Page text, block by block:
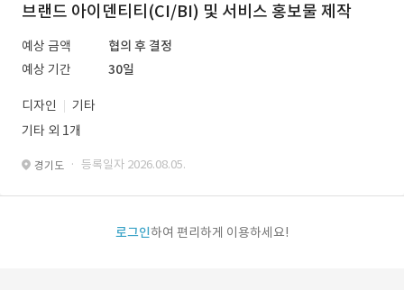
브랜드 아이덴티티(CI/BI) 및 서비스 홍보물 제작
예상 금액
협의 후 결정
예상 기간
30일
디자인
기타
기타 외 1개
경기도 · 등록일자 2026.08.05.
로그인하여 편리하게 이용하세요!